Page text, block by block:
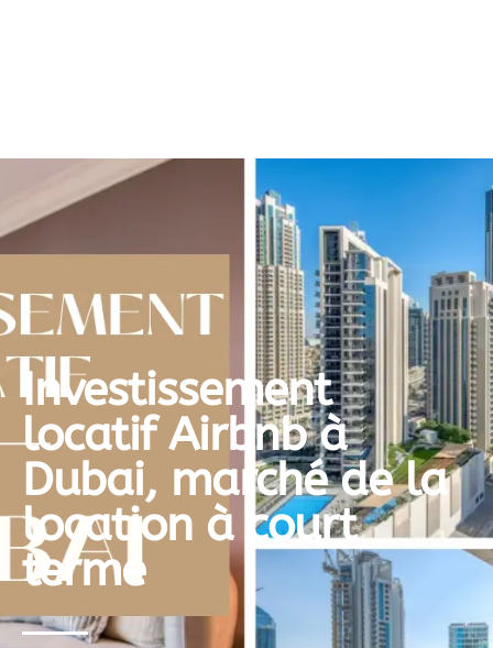
Investissement
locatif Airbnb à
Dubai, marché de la
location à court
terme